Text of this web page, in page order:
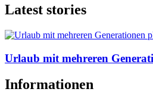
Latest stories
Urlaub mit mehreren
Informationen